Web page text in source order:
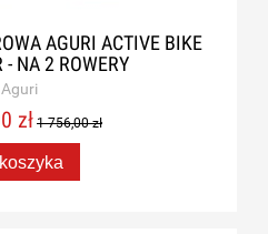
AGURI ACTIVE BIKE
- NA 2 ROWERY
Aguri
zł 1 756,00 zł